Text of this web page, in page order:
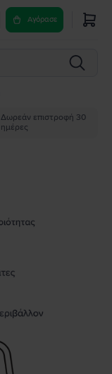
Αγόρασε
Δωρεάν επιστροφή 30
ημέρες